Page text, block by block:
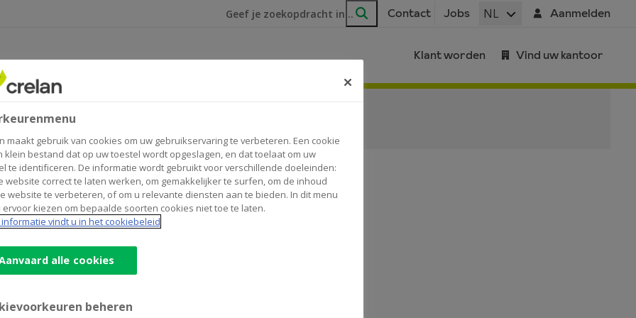
Ik ben op zoek naar
Zoeken
Contact Jobs NL Aanmelden
Klant worden Vind uw kantoor
maakt gebruik van cookies om uw gebruikservaring te verbeteren. Een cookie
klein bestand dat op uw toestel wordt opgeslagen, en dat toelaat om uw
te identificeren. De informatie wordt gebruikt voor verschillende doeleinden:
website correct te laten werken, om gemakkelijker te surfen, om de inhoud
website te verbeteren, of om u relevante diensten aan te bieden. In dit menu
ervoor kiezen om bepaalde soorten cookies niet toe te laten.
vindt u in het cookiebeleid
alle cookies
beheren